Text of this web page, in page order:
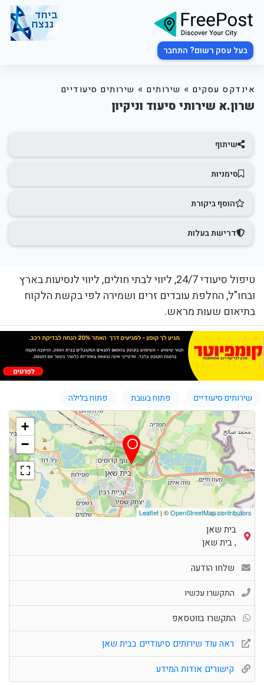
בעל עסק רשום? התחבר
אינדקס עסקים » שירותים » שירותים סיעודיים
שרון.א שירותי סיעוד וניקיון
שיתוף
סימניות
הוסף ביקורת
דרישת בעלות
טיפול סיעודי 24/7, ליווי לבתי חולים, ליווי לנסיעות בארץ
ובחו"ל, החלפת עובדים זרים ושמירה לפי בקשת הלקוח
בתיאום שעות מראש.
שירותים סיעודיים פתוח בשבת פתוח בלילה
+
−
Leaflet | ©OpenStreetMap contributors
בית שאן
,בית שאן
שלחו הודעה
התקשרו עכשיו
התקשרו בווטסאפ
ראה עוד שירותים סיעודיים בבית שאן
קישורים אודות המידע